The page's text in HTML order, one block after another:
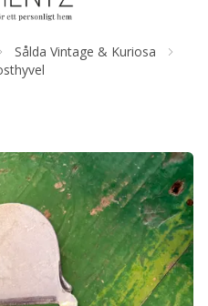
Sålda Vintage & Kuriosa